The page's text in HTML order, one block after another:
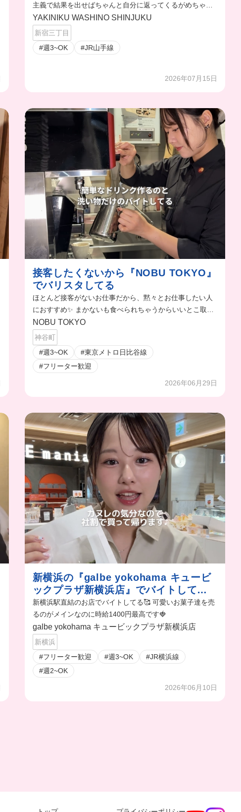
主義で結果を出せばちゃんと自分に返ってくるがめちゃく
ちゃやる気出る😤❤️
YAKINIKU WASHINO SHINJUKU
新宿三丁目
#週3~OK
#JR山手線
2026年07月15日
接客したくないから『NOBU TOKYO』
でバリスタしてる
ほとんど接客がないお仕事だから、黙々とお仕事したい人
におすすめ✨ まかないも食べられちゃうからいいとこ取り
のバ先🤤💓
NOBU TOKYO
神谷町
#週3~OK
#東京メトロ日比谷線
#フリーター歓迎
2026年06月29日
新横浜の『galbe yokohama キュービ
ックプラザ新横浜店』でバイトしてい
るんだけど
新横浜駅直結のお店でバイトしてる🥰 可愛いお菓子達を売
るのがメインなのに時給1400円最高です🍓
galbe yokohama キュービックプラザ新横浜店
新横浜
#フリーター歓迎
#週3~OK
#JR横浜線
#週2~OK
2026年06月10日